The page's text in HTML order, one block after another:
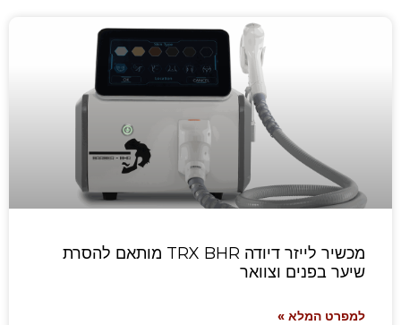
מכשיר לייזר דיודה TRX BHR מותאם להסרת
שיער בפנים וצוואר
למפרט המלא »